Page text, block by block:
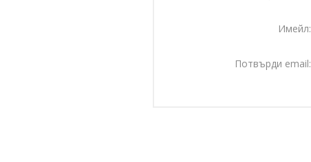
Имейл:
Потвърди email: